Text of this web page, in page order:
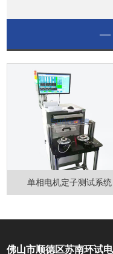
—
单相电机定子测试系统
佛山市顺德区苏南环试